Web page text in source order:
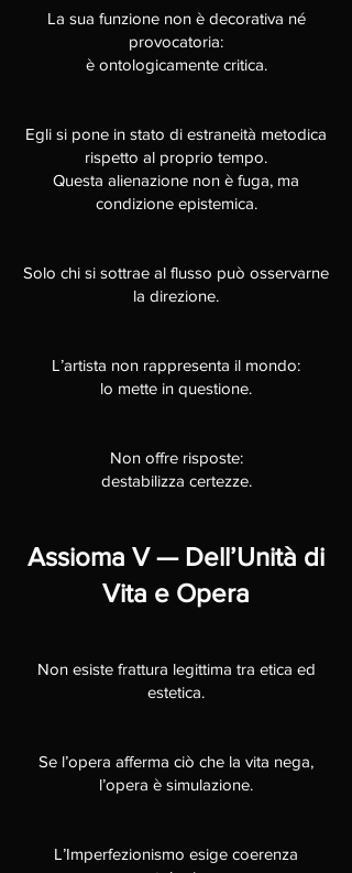
La sua funzione non è decorativa né
provocatoria:
è ontologicamente critica.
Egli si pone in stato di estraneità metodica
rispetto al proprio tempo.
Questa alienazione non è fuga, ma
condizione epistemica.
Solo chi si sottrae al flusso può osservarne
la direzione.
L’artista non rappresenta il mondo:
lo mette in questione.
Non offre risposte:
destabilizza certezze.
Assioma V — Dell’Unità di
Vita e Opera
Non esiste frattura legittima tra etica ed
estetica.
Se l’opera afferma ciò che la vita nega,
l’opera è simulazione.
L’Imperfezionismo esige coerenza